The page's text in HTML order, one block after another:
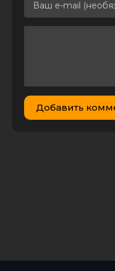
Гриммы:
перемонтаж /
Cut
Гриммы:
перемонтаж /
Добавить